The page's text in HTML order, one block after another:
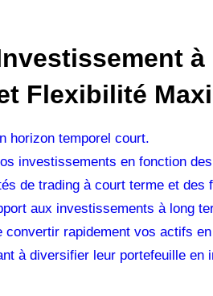
à
Flexibilité
horizon temporel court.
investissements en fonction
de trading à court terme et des
aux investissements à long
convertir rapidement vos actifs
à diversifier leur portefeuille en